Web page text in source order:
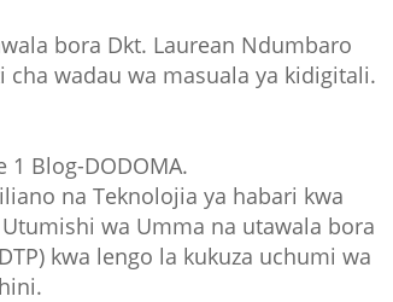
bora Dkt. Laurean Ndumbaro
cha wadau wa masuala ya kidigitali.
Blog-DODOMA.
na Teknolojia ya habari kwa
wa Umma na utawala bora
kwa lengo la kukuza uchumi wa